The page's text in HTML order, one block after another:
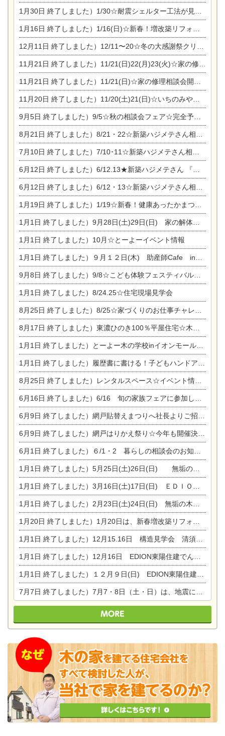
1月30日 終了しました）1/30☆耐震シェルター工法が見れる完成見学会
1月16日 終了しました）1/16(日)☆新春！増改築リフォーム&家の修理まつり
12月11日 終了しました）12/11〜20☆冬の大感謝祭クリスマス相談会開催
11月21日 終了しました）11/21(日)22(月)23(火)☆家の修理まつり＆増改築リフォーム相談会
11月21日 終了しました）11/21(日)☆家の修理相談会開催 in 扶桑オークビレッジ
11月20日 終了しました）11/20(土)21(日)☆いちのみや逸品市に出店します【ひのきのバラ販売】
9月5日 終了しました）9/5☆秋の相談会フェア☆完全予約制
8月21日 終了しました）8/21・22☆新築ハジメテさん相談会 『集まれ！農地に家を建てたい人！』
7月10日 終了しました）7/10･11☆新築ハジメテさん相談会 『集まれ！農地に家を建てたい人！』完全予約制
6月12日 終了しました）6/12.13★新築ハジメテさん 『木の家 現場体感見学会』
6月12日 終了しました）6/12・13☆新築ハジメテさん相談会『今ある土地に家を建てる際の注意点』
1月19日 終了しました）1/19☆新春！健康あったかまつり＆増改築リフォームまつり
1月1日 終了しました）9月28日(土)29日(日) 家の解体なんでも相談会
1月1日 終了しました）10月☆とーよーイベント情報
1月1日 終了しました）９月１２日(木) 助産師Cafe in東陽住建
9月8日 終了しました）9/8☆こども体験フェスティバル☆一宮市民会館
1月1日 終了しました）8/24.25☆住宅現場見学会
8月25日 終了しました）8/25☆家づくりのお仕事チャレンジ
8月17日 終了しました）東濃ひのき100％平屋住宅☆木の家完成見学会
1月1日 終了しました）とーよー木の学校inイオンモール木曽川
1月1日 終了しました）履歴書に書ける！子どもハンドアロマ講座☆
8月25日 終了しました）レンタルスペース☆イベント情報☆チャイルドアロマセラピスト
6月16日 終了しました）6/16 旬の家族フェアに参加します☆
6月9日 終了しました）網戸貼替えまつりへ社長よりご招待です♪
6月9日 終了しました）網戸はりかえ祭り☆今年も開催決定！
6月1日 終了しました）６/1・2 暮らしの相談会のお知らせ
1月1日 終了しました）5月25日(土)26日(日) 無垢の木の家体感見学会開催☆
1月1日 終了しました）3月16日(土)17日(日) ＥＤＩＯＮ東陽住建でんき館 総決算まつり
1月1日 終了しました）2月23日(土)24日(日) 無垢の木の家 完成見学会
1月20日 終了しました）1月20日は、新春増改築リフォームまつり＆家の修理祭り＆家電まつりです。
1月1日 終了しました）12月15.16日 構造見学会 清須市西枇杷島町弁天
1月1日 終了しました）12月16日 EDION東陽住建でんき OPEN第二弾イベント！！
1月1日 終了しました）１２月９日(日) EDION東陽住建でんき館プレＯＰＥＮ！＆家の修理まつり
7月7日 終了しました）7月7・8日（土・日）は、地震に強くて安心！暮らしを楽しむ東濃ひのきの平屋の家体験見学会を開催します。ぜひお越しください。